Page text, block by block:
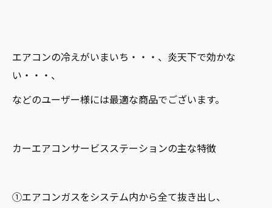
エアコンの冷えがいまいち・・・、炎天下で効かな
い・・・、
などのユーザー様には最適な商品でございます。
カーエアコンサービスステーションの主な特徴
①エアコンガスをシステム内から全て抜き出し、